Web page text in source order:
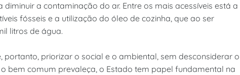
a contaminação do ar. Entre os mais acessíveis está a
fósseis e a utilização do óleo de cozinha, que ao ser
litros de água.
priorizar o social e o ambiental, sem desconsiderar o
bem comum prevaleça, o Estado tem papel fundamental na